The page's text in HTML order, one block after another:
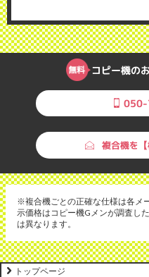
コピー機の
複合機を
※複合機ごとの正確な仕様は各メ
示価格はコピー機Gメンが調査し
は異なります。
トップページ